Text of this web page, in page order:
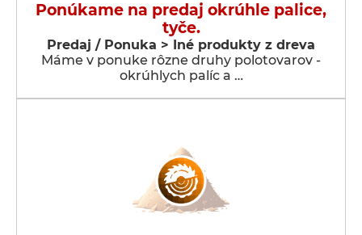
Ponúkame na predaj okrúhle palice,
tyče.
Predaj / Ponuka > Iné produkty z dreva
Máme v ponuke rôzne druhy polotovarov -
okrúhlych palíc a …